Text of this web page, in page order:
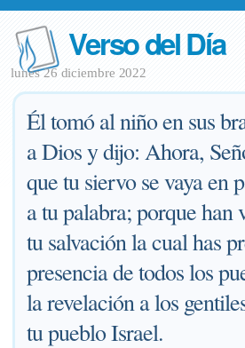
Verso del Día
lunes 26 diciembre 2022
Él tomó al niño en sus
a Dios y dijo: Ahora,
que tu siervo se vaya en
a tu palabra; porque han
tu salvación la cual has
presencia de todos los
la revelación a los
tu pueblo Israel.